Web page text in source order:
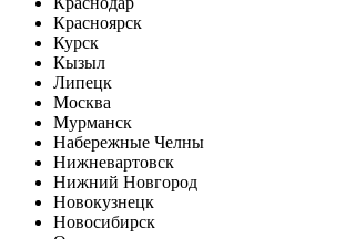
Красноярск
Курск
Кызыл
Липецк
Москва
Мурманск
Набережные Челны
Нижневартовск
Нижний Новгород
Новокузнецк
Новосибирск